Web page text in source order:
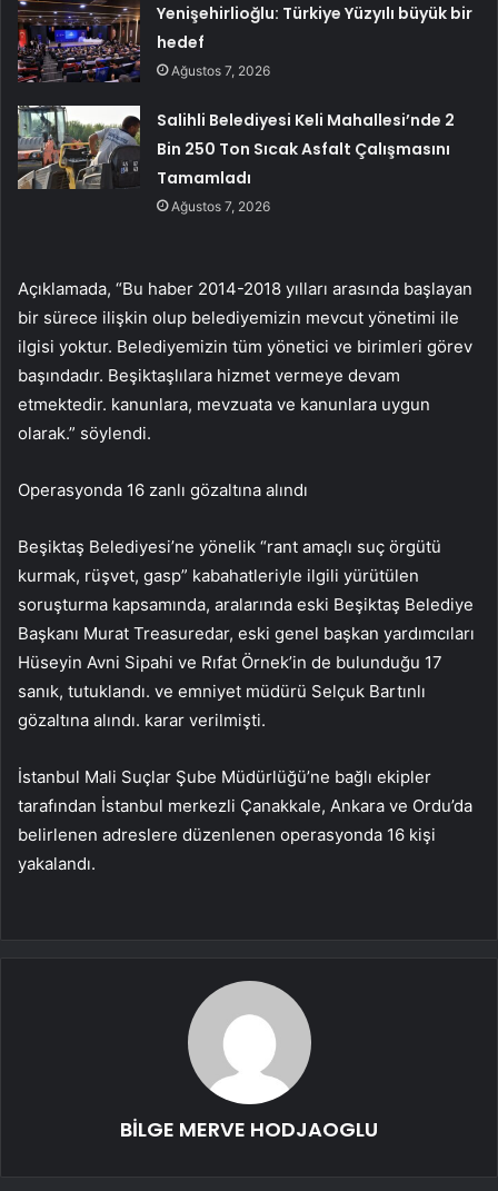
Yenişehirlioğlu: Türkiye Yüzyılı büyük bir
hedef
Ağustos 7, 2026
Salihli Belediyesi Keli Mahallesi’nde 2
Bin 250 Ton Sıcak Asfalt Çalışmasını
Tamamladı
Ağustos 7, 2026
Açıklamada, “Bu haber 2014-2018 yılları arasında başlayan
bir sürece ilişkin olup belediyemizin mevcut yönetimi ile
ilgisi yoktur. Belediyemizin tüm yönetici ve birimleri görev
başındadır. Beşiktaşlılara hizmet vermeye devam
etmektedir. kanunlara, mevzuata ve kanunlara uygun
olarak.” söylendi.
Operasyonda 16 zanlı gözaltına alındı
Beşiktaş Belediyesi’ne yönelik “rant amaçlı suç örgütü
kurmak, rüşvet, gasp” kabahatleriyle ilgili yürütülen
soruşturma kapsamında, aralarında eski Beşiktaş Belediye
Başkanı Murat Treasuredar, eski genel başkan yardımcıları
Hüseyin Avni Sipahi ve Rıfat Örnek’in de bulunduğu 17
sanık, tutuklandı. ve emniyet müdürü Selçuk Bartınlı
gözaltına alındı. karar verilmişti.
İstanbul Mali Suçlar Şube Müdürlüğü’ne bağlı ekipler
tarafından İstanbul merkezli Çanakkale, Ankara ve Ordu’da
belirlenen adreslere düzenlenen operasyonda 16 kişi
yakalandı.
BİLGE MERVE HODJAOGLU